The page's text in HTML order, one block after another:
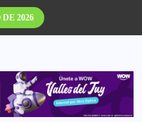
DE 2026